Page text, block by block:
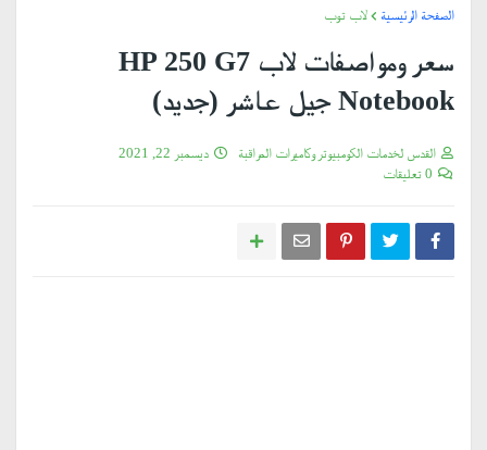
الصفحة الرئيسية لاب توب
سعر ومواصفات لاب HP 250 G7
Notebook جيل عاشر (جديد)
القدس لخدمات الكومبيوتر وكاميرات المراقبة
ديسمبر 22, 2021
0 تعليقات